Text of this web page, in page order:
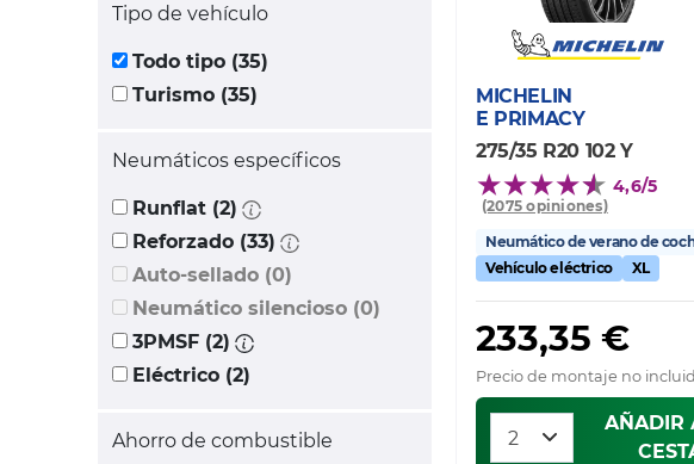
Tipo de vehículo
Todo tipo (35)
Turismo (35)
Neumáticos específicos
Runflat (2)
Reforzado (33)
Auto-sellado (0)
Neumático silencioso (0)
3PMSF (2)
Eléctrico (2)
Ahorro de combustible
MICHELIN
E PRIMACY
275/35 R20 102 Y
4,6/5
(2075 opiniones)
Neumático de verano de
Vehículo eléctrico
XL
233,35 €
Precio de montaje no
AÑADIR